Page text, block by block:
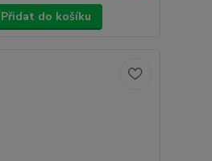
Přidat do košíku